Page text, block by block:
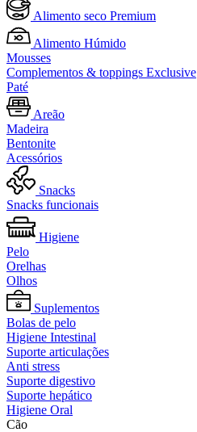
Alimento seco Premium
Alimento Húmido
Mousses
Complementos & toppings Exclusive
Paté
Areão
Madeira
Bentonite
Acessórios
Snacks
Snacks funcionais
Higiene
Pelo
Orelhas
Olhos
Suplementos
Bolas de pelo
Higiene Intestinal
Suporte articulações
Anti stress
Suporte digestivo
Suporte hepático
Higiene Oral
Cão